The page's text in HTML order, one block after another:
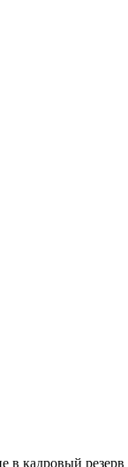
в кадровый резерв